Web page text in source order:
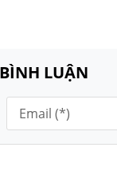
LUẬN